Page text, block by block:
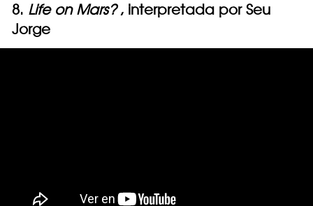
8. Life on Mars? , interpretada por Seu
Jorge